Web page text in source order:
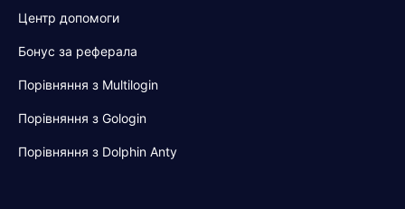
Центр допомоги
Бонус за реферала
Порівняння з Multilogin
Порівняння з Gologin
Порівняння з Dolphin Anty